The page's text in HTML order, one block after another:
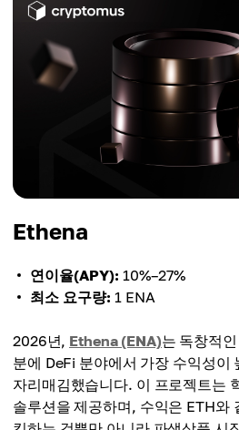
Ethena
연이율(APY): 10%–27%
최소 요구량: 1 ENA
2026년, Ethena (ENA)는 독창적
분에 DeFi 분야에서 가장 수익성이
자리매김했습니다. 이 프로젝트는
솔루션을 제공하며, 수익은 ETH와